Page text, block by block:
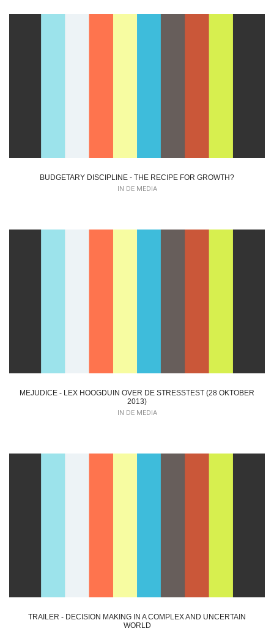
BUDGETARY DISCIPLINE - THE RECIPE FOR GROWTH?
IN DE MEDIA
MEJUDICE - LEX HOOGDUIN OVER DE STRESSTEST (28 OKTOBER
2013)
IN DE MEDIA
TRAILER - DECISION MAKING IN A COMPLEX AND UNCERTAIN
WORLD